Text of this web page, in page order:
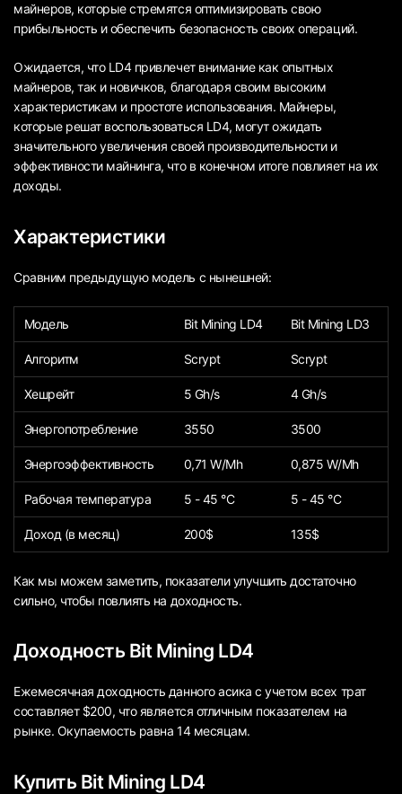
майнеров, которые стремятся оптимизировать свою
прибыльность и обеспечить безопасность своих операций.
Ожидается, что LD4 привлечет внимание как опытных
майнеров, так и новичков, благодаря своим высоким
характеристикам и простоте использования. Майнеры,
которые решат воспользоваться LD4, могут ожидать
значительного увеличения своей производительности и
эффективности майнинга, что в конечном итоге повлияет на их
доходы.
Характеристики
Сравним предыдущую модель с нынешней:
Модель Bit Mining LD4 Bit Mining LD3
Алгоритм Scrypt Scrypt
Хешрейт 5 Gh/s 4 Gh/s
Энергопотребление 3550 3500
Энергоэффективность 0,71 W/Mh 0,875 W/Mh
Рабочая температура 5 - 45 °C 5 - 45 °C
Доход (в месяц) 200$ 135$
Как мы можем заметить, показатели улучшить достаточно
сильно, чтобы повлиять на доходность.
Доходность Bit Mining LD4
Ежемесячная доходность данного асика с учетом всех трат
составляет $200, что является отличным показателем на
рынке. Окупаемость равна 14 месяцам.
Купить Bit Mining LD4